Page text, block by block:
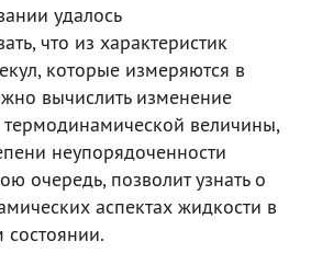
удалось
что из характеристик
которые измеряются в
вычислить изменение
величины,
неупорядоченности
очередь, позволит узнать о
аспектах жидкости в